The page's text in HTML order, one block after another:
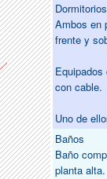
Dormitorios
Ambos en
frente y
con cable.
Uno de
Baños
Baño
planta